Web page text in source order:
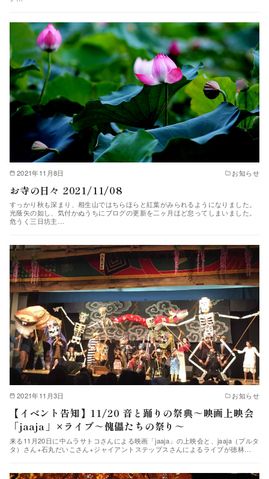
2021年11月8日 お知らせ
お寺の日々 2021/11/08
すっかり秋も深まり、相生山ではちらほらと紅葉がみられるようになりました。
光蔭矢の如し、気付かぬうちにブログの更新を二ヶ月ほど怠ってしまいました。
危うく三日坊主…
2021年11月3日 お知らせ
【イベント告知】11/20 音と踊りの祭典～映画上映会
「jaaja」×ライブ～傀儡たちの祭り～
来る11月20日に中ムラサトコさんによる映画「jaaja」の上映会と、jaaja（プルタ
タ）さん+石丸だいこさん+ジャイアントステップスさんによるライブが徳林…